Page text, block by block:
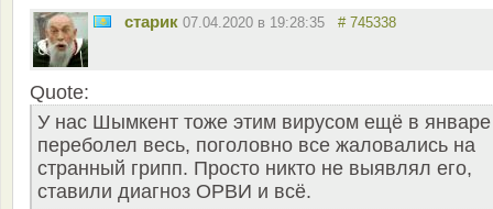
старик 07.04.2020 в 19:28:35 # 745338
Quote:
У нас Шымкент тоже этим вирусом ещё в январе
переболел весь, поголовно все жаловались на
странный грипп. Просто никто не выявлял его,
ставили диагноз ОРВИ и всё.